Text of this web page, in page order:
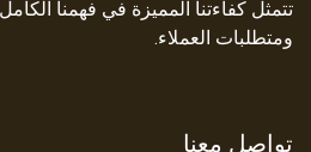
تتمثل كفاءتنا المميزة في فهمنا
ومتطلبات العملاء.
تواصل معنا